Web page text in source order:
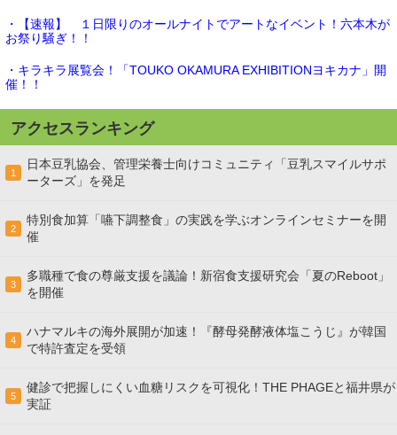
・【速報】 １日限りのオールナイトでアートなイベント！六本木が
お祭り騒ぎ！！
・キラキラ展覧会！「TOUKO OKAMURA EXHIBITIONヨキカナ」開
催！！
アクセスランキング
1
日本豆乳協会、管理栄養士向けコミュニティ「豆乳スマイルサポ
ーターズ」を発足
2
特別食加算「嚥下調整食」の実践を学ぶオンラインセミナーを開
催
3
多職種で食の尊厳支援を議論！新宿食支援研究会「夏のReboot」
を開催
4
ハナマルキの海外展開が加速！『酵母発酵液体塩こうじ』が韓国
で特許査定を受領
5
健診で把握しにくい血糖リスクを可視化！THE PHAGEと福井県が
実証